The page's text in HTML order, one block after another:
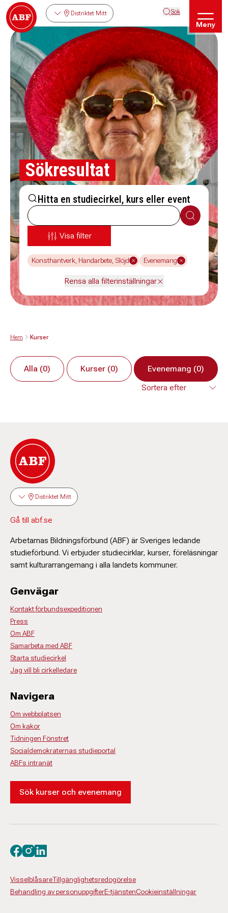
Distriktet Mitt Sök
Meny
Sökresultat
Hitta en studiecirkel, kurs eller event
Sök
Visa filter
Konsthantverk, Handarbete, Slöjd Evenemang
Rensa alla filterinställningar
Hem Kurser
Alla (0) Kurser (0) Evenemang (0)
Distriktet Mitt
Gå till abf.se
Arbetarnas Bildningsförbund (ABF) är Sveriges ledande
studieförbund. Vi erbjuder studiecirklar, kurser, föreläsningar
samt kulturarrangemang i alla landets kommuner.
Genvägar
Kontakt förbundsexpeditionen
Press
Om ABF
Samarbeta med ABF
Starta studiecirkel
Jag vill bli cirkelledare
Navigera
Om webbplatsen
Om kakor
Tidningen Fönstret
Socialdemokraternas studieportal
ABFs intranät
Sök kurser och evenemang
VisselblåsareTillgänglighetsredogörelse
Behandling av personuppgifterE-tjänstenCookieinställningar
Besök oss på facebook
Besök oss på instagram
Besök oss på linkedin